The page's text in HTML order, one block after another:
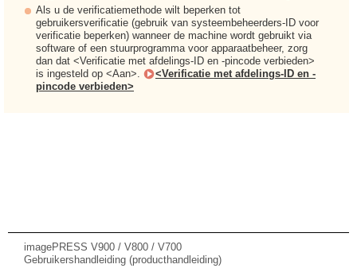
Als u de verificatiemethode wilt beperken tot
gebruikersverificatie (gebruik van systeembeheerders-ID voor
verificatie beperken) wanneer de machine wordt gebruikt via
software of een stuurprogramma voor apparaatbeheer, zorg
dan dat <Verificatie met afdelings-ID en -pincode verbieden>
is ingesteld op <Aan>.
<Verificatie met afdelings-ID en -
pincode verbieden>
imagePRESS V900 / V800 / V700
Gebruikershandleiding (producthandleiding)